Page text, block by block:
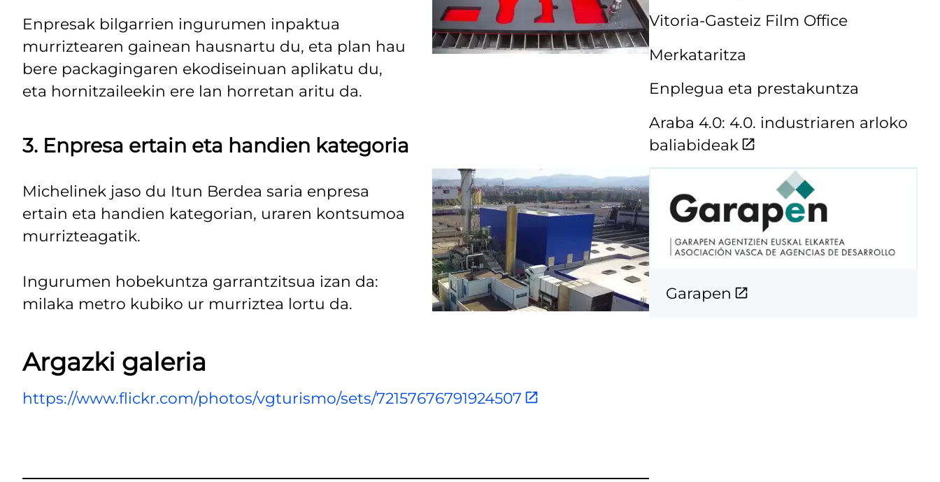
Enpresak bilgarrien ingurumen inpaktua
murriztearen gainean hausnartu du, eta plan hau
bere packagingaren ekodiseinuan aplikatu du,
eta hornitzaileekin ere lan horretan aritu da.
3. Enpresa ertain eta handien kategoria
Michelinek jaso du Itun Berdea saria enpresa
ertain eta handien kategorian, uraren kontsumoa
murrizteagatik.
Ingurumen hobekuntza garrantzitsua izan da:
milaka metro kubiko ur murriztea lortu da.
Argazki galeria
https://www.flickr.com/photos/vgturismo/sets/72157676791924507
Vitoria-Gasteiz Film Office
Merkataritza
Enplegua eta prestakuntza
Araba 4.0: 4.0. industriaren arloko
baliabideak
Garapen